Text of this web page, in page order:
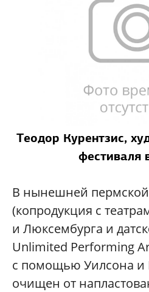
Теодор Курентзис,
фестиваля
В нынешней
(копродукция с
и Люксембурга и
Unlimited Performing
с помощью Уилсона и
очищен от